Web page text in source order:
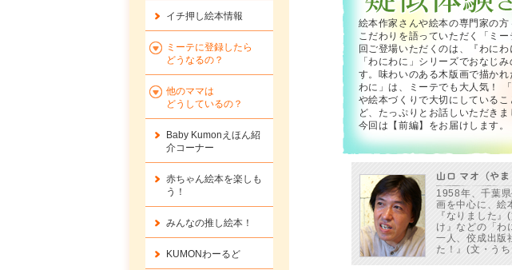
絵本作家さんや絵本の専門家の
こだわりを語っていただく「ミ
回ご登場いただくのは、『わに
「わにわに」シリーズでおなじ
す。味わいのある木版画で描か
わに」は、ミーテでも大人気！
や絵本づくりで大切にしている
ど、たっぷりとお話しいただきま
今回は【前編】をお届けします。
山口 マオ（やま
1958年、千葉
画を中心に、絵
『なりました
け』などの「わ
一人、佼成出版
た！』(文・う
イチ押し絵本情報
ミーテに登録したら
どうなるの？
他のママは
どうしているの？
Baby Kumonえほん紹
介コーナー
赤ちゃん絵本を楽しも
う！
みんなの推し絵本！
KUMONわーるど